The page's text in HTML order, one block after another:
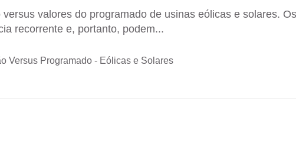
valores do programado de usinas eólicas e solares.
recorrente e, portanto, podem...
Versus Programado - Eólicas e Solares